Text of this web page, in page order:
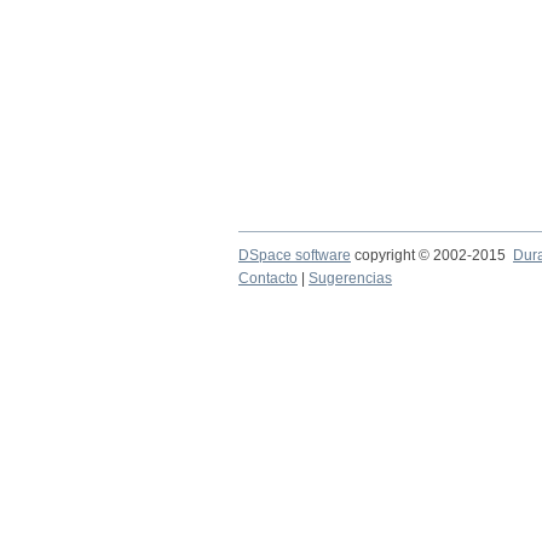
DSpace software copyright © 2002-2015
Contacto
Sugerencias